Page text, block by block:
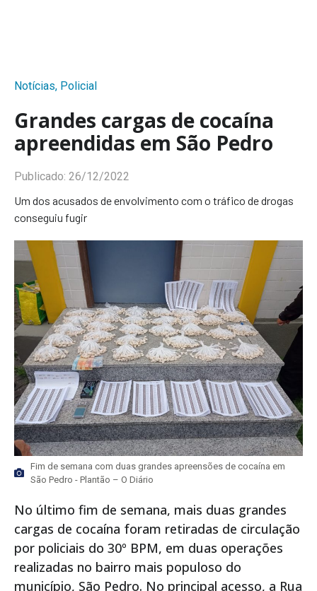
Notícias, Policial
Grandes cargas de cocaína
apreendidas em São Pedro
Publicado: 26/12/2022
Um dos acusados de envolvimento com o tráfico de drogas
conseguiu fugir
Fim de semana com duas grandes apreensões de cocaína em
São Pedro - Plantão – O Diário
No último fim de semana, mais duas grandes
cargas de cocaína foram retiradas de circulação
por policiais do 30º BPM, em duas operações
realizadas no bairro mais populoso do
município, São Pedro. No principal acesso, a Rua